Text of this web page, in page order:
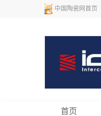
中国陶瓷网首页
首页